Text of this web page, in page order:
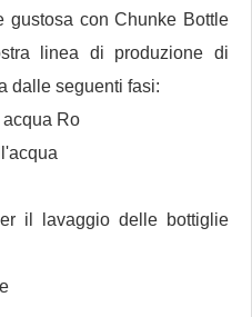
gustosa con Chunke Bottle
linea di produzione di
dalle seguenti fasi:
acqua Ro
il lavaggio delle bottiglie